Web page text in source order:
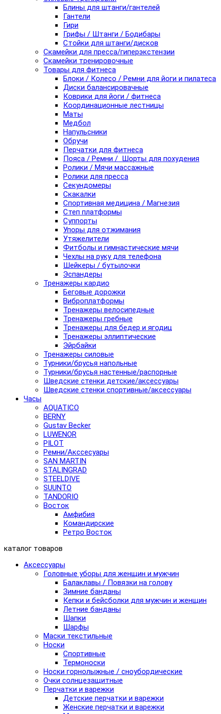
Блины для штанги/гантелей
Гантели
Гири
Грифы / Штанги / Бодибары
Стойки для штанги/дисков
Скамейки для пресса/гиперэкстензии
Скамейки тренировочные
Товары для фитнеса
Блоки / Колесо / Ремни для йоги и пилатеса
Диски балансировачные
Коврики для йоги / фитнеса
Координационные лестницы
Маты
Медбол
Напульсники
Обручи
Перчатки для фитнеса
Пояса / Ремни / Шорты для похудения
Ролики / Мячи массажные
Ролики для пресса
Секундомеры
Скакалки
Спортивная медицина / Магнезия
Степ платформы
Суппорты
Упоры для отжимания
Утяжелители
Фитболы и гимнастические мячи
Чехлы на руку для телефона
Шейкеры / бутылочки
Эспандеры
Тренажеры кардио
Беговые дорожки
Виброплатформы
Тренажеры велосипедные
Тренажеры гребные
Тренажеры для бедер и ягодиц
Тренажеры эллиптические
Эйрбайки
Тренажеры силовые
Турники/брусья напольные
Турники/брусья настенные/распорные
Шведские стенки детские/аксессуары
Шведские стенки спортивные/аксессуары
Часы
AQUATICO
BERNY
Gustav Becker
LUWENOR
PILOT
Pемни/Акссесуары
SAN MARTIN
STALINGRAD
STEELDIVE
SUUNTO
TANDORIO
Восток
Амфибия
Командирские
Ретро Восток
каталог товаров
Аксессуары
Головные уборы для женщин и мужчин
Балаклавы / Повязки на голову
Зимние банданы
Кепки и бейсболки для мужчин и женщин
Летние банданы
Шапки
Шарфы
Маски текстильные
Носки
Спортивные
Термоноски
Носки горнолыжные / сноубордические
Очки солнцезащитные
Перчатки и варежки
Детские перчатки и варежки
Женские перчатки и варежки